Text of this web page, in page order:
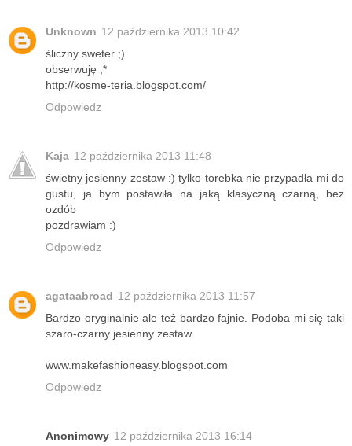
Unknown 12 października 2013 10:42
śliczny sweter ;)
obserwuję ;*
http://kosme-teria.blogspot.com/
Odpowiedz
Kaja 12 października 2013 11:48
świetny jesienny zestaw :) tylko torebka nie przypadła mi do
gustu, ja bym postawiła na jaką klasyczną czarną, bez
ozdób
pozdrawiam :)
Odpowiedz
agataabroad 12 października 2013 11:57
Bardzo oryginalnie ale też bardzo fajnie. Podoba mi się taki
szaro-czarny jesienny zestaw.
www.makefashioneasy.blogspot.com
Odpowiedz
Anonimowy 12 października 2013 16:14